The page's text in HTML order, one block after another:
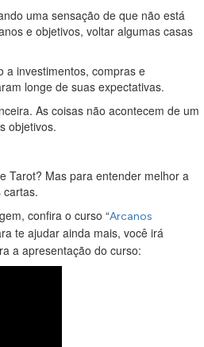
uma sensação de que não está
e objetivos, voltar algumas casas
a investimentos, compras e
longe de suas expectativas.
As coisas não acontecem de um
objetivos.
Tarot? Mas para entender melhor a
cartas.
confira o curso “Arcanos
te ajudar ainda mais, você irá
a apresentação do curso: